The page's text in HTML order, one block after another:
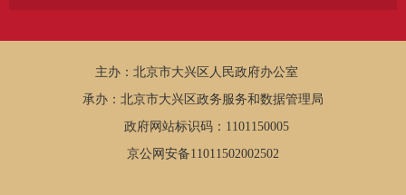
主办：北京市大兴区人民政府办公室
承办：北京市大兴区政务服务和数据管理局
政府网站标识码：1101150005
京公网安备11011502002502